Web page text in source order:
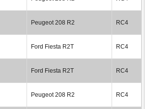
Peugeot 208 R2 RC4
Ford Fiesta R2T RC4
Ford Fiesta R2T RC4
Peugeot 208 R2 RC4